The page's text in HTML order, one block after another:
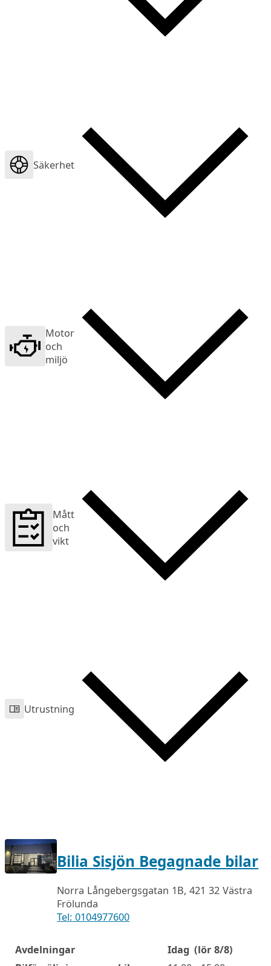
Säkerhet
Motor
och
miljö
Mått
och
vikt
Utrustning
Bilia Sisjön Begagnade bilar
Norra Långebergsgatan 1B, 421 32 Västra
Frölunda
Tel: 0104977600
Avdelningar Idag (lör 8/8)